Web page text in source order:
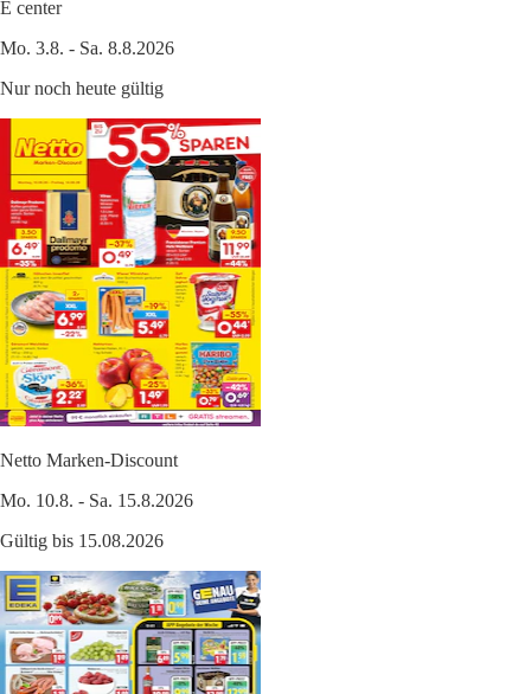
E center
Mo. 3.8. - Sa. 8.8.2026
Nur noch heute gültig
Netto Marken-Discount
Mo. 10.8. - Sa. 15.8.2026
Gültig bis 15.08.2026